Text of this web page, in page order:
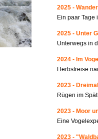
2025 -
Ein paar Tage
2025 - Unter
Unterwegs in
2024 - Im
Herbstreise
2023 -
Rügen im
2023 - Moor
Eine
2023 -